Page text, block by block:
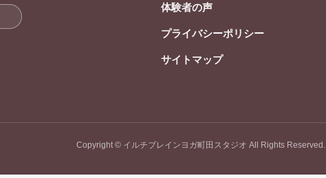
体験者の声
プライバシーポリシー
サイトマップ
Copyright © イルチブレインヨガ町田スタジオ All Rights Reserved.